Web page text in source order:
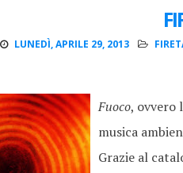
LUNEDÌ, APRILE 29, 2013
Fuoco, ovvero
musica
Grazie al